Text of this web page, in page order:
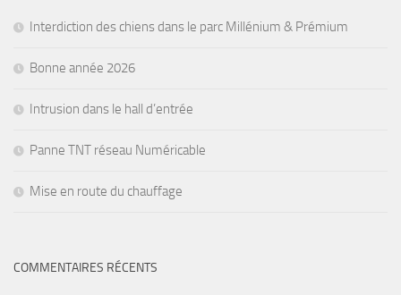
Interdiction des chiens dans le parc Millénium & Prémium
Bonne année 2026
Intrusion dans le hall d’entrée
Panne TNT réseau Numéricable
Mise en route du chauffage
COMMENTAIRES RÉCENTS